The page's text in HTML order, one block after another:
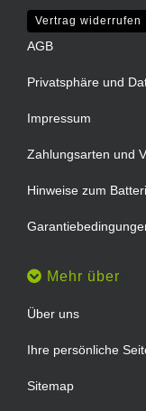
Vertrag widerrufen
AGB
Privatsphäre und
Impressum
Zahlungsarten und
Hinweise zum
Mehr über
Über uns
Ihre persönliche
Sitemap